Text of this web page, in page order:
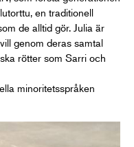
en traditionell
de alltid gör. Julia är
genom deras samtal
rötter som Sarri och
minoritetsspråken